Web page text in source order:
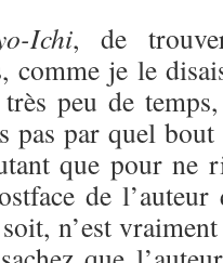
Ichi, de
comme je le
peu de
pas par quel
que pour ne
de
n’est vraiment